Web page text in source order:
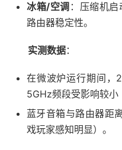
冰箱/空调 ：压缩机
路由器稳定性。
实测数据：
在微波炉运行期间，
5GHz频段受影响较小
蓝牙音箱与路由器距
戏玩家感知明显）。